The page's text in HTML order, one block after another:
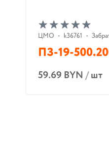
ЦМО • k36761 •
ПЗ-19-
59.69 BYN /шт